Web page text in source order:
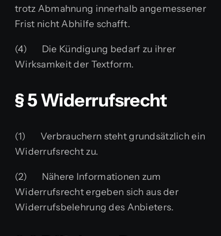
trotz Abmahnung innerhalb angemessener
Frist nicht Abhilfe schafft.
(4) Die Kündigung bedarf zu ihrer
Wirksamkeit der Textform.
§ 5 Widerrufsrecht
(1) Verbrauchern steht grundsätzlich ein
Widerrufsrecht zu.
(2) Nähere Informationen zum
Widerrufsrecht ergeben sich aus der
Widerrufsbelehrung des Anbieters.